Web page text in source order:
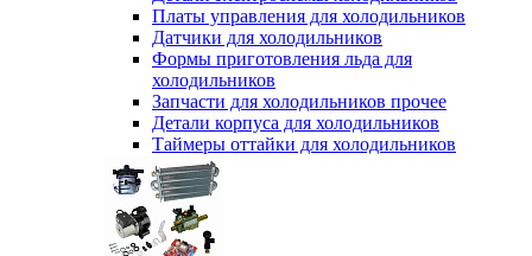
Платы управления для холодильников
Датчики для холодильников
Формы приготовления льда для
холодильников
Запчасти для холодильников прочее
Детали корпуса для холодильников
Таймеры оттайки для холодильников